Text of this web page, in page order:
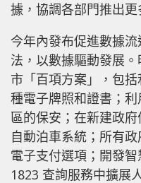
據，協調各部門推出更
今年內發布促進數據
法，以數據驅動發展
市「百項方案」，包
種電子牌照和證書；
區的保安；在新建政
自動泊車系統；所有
電子支付選項；開發
1823 查詢服務中擴展